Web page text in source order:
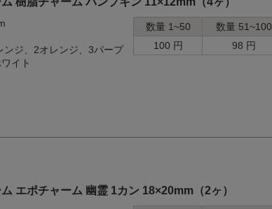
ンジ、2オレンジ、3パープ
イト
数量 1~50 数量 51~100
100 円
98 円
エポチャーム 幽霊 1カン 18×20mm（2ヶ）